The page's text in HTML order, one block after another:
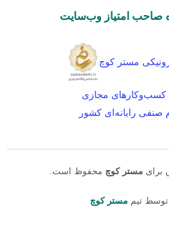
صاحب امتیاز وب‌سایت
برایمستر کوچ محفوظ است.
تیممستر کوچ